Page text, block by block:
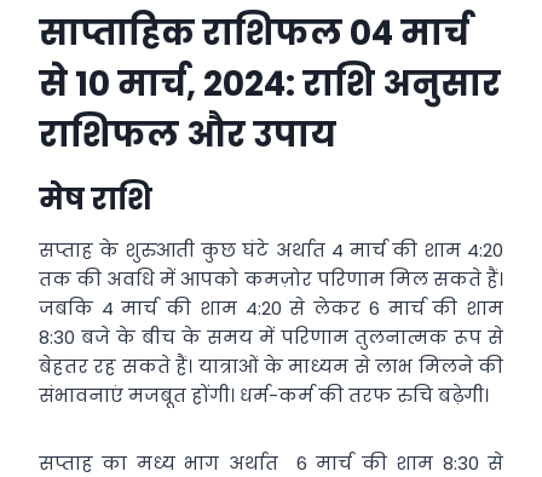
साप्ताहिक राशिफल 04 मार्च
से 10 मार्च, 2024: राशि अनुसार
राशिफल और उपाय
मेष राशि
सप्ताह के शुरुआती कुछ घंटे अर्थात 4 मार्च की शाम 4:20
तक की अवधि में आपको कमज़ोर परिणाम मिल सकते हैं।
जबकि 4 मार्च की शाम 4:20 से लेकर 6 मार्च की शाम
8:30 बजे के बीच के समय में परिणाम तुलनात्मक रूप से
बेहतर रह सकते हैं। यात्राओं के माध्यम से लाभ मिलने की
संभावनाएं मजबूत होंगी। धर्म-कर्म की तरफ रुचि बढ़ेगी।
सप्ताह का मध्य भाग अर्थात 6 मार्च की शाम 8:30 से